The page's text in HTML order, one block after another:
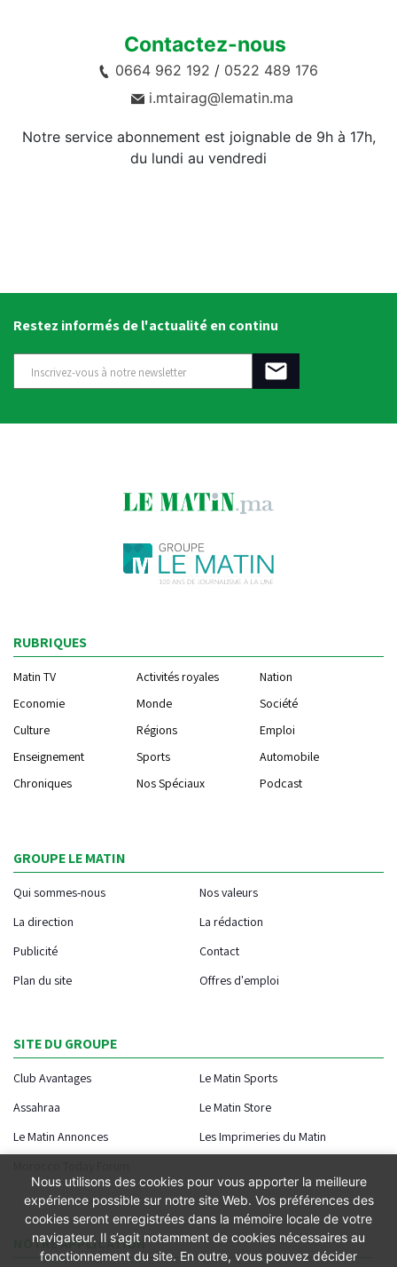
Contactez-nous
0664 962 192 / 0522 489 176
i.mtairag@lematin.ma
Notre service abonnement est joignable de 9h à 17h,
du lundi au vendredi
Restez informés de l'actualité en continu
RUBRIQUES
Matin TV Activités royales
Nation
Economie
Monde
Société
Culture
Régions
Emploi
Enseignement
Sports
Automobile
Chroniques
Nos Spéciaux Podcast
GROUPE LE MATIN
Qui sommes-nous
Nos valeurs
La direction
La rédaction
Publicité
Contact
Plan du site
Offres d'emploi
SITE DU GROUPE
Club Avantages
Le Matin Sports
Assahraa
Le Matin Store
Le Matin Annonces
Les Imprimeries du Matin
NOTRE APPLICATION
Nous utilisons des cookies pour vous apporter la meilleure
expérience possible sur notre site Web. Vos préférences des
cookies seront enregistrées dans la mémoire locale de votre
navigateur. Il s’agit notamment de cookies nécessaires au
fonctionnement du site. En outre, vous pouvez décider